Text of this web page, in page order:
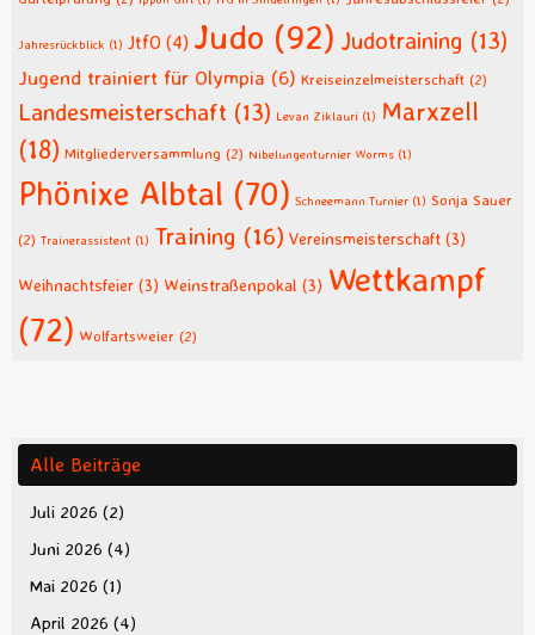
Jahresrückblick (1) JtfO (4) Judo (92) Judotraining (13)
Jugend trainiert für Olympia (6) Kreiseinzelmeisterschaft (2)
Landesmeisterschaft (13) Levan Ziklauri (1) Marxzell
(18) Mitgliederversammlung (2) Nibelungenturnier Worms (1)
Phönixe Albtal (70) Schneemann Turnier (1) Sonja Sauer
(2) Trainerassistent (1) Training (16) Vereinsmeisterschaft (3)
Weihnachtsfeier (3) Weinstraßenpokal (3) Wettkampf
(72) Wolfartsweier (2)
Alle Beiträge
Juli 2026 (2)
Juni 2026 (4)
Mai 2026 (1)
April 2026 (4)